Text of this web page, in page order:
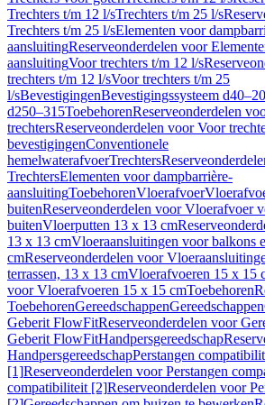
Trechters t/m 12 l/sTrechters t/m 25 l/s
Trechters t/m 25 l/sElementen voor
aansluitingReserveonderdelen voor
aansluitingVoor trechters t/m 12 l/s
trechters t/m 12 l/sVoor trechters t/m 25
l/sBevestigingenBevestigingssysteem
d250–315ToebehorenReserveonderdelen
trechtersReserveonderdelen voor Voor
bevestigingenConventionele
hemelwaterafvoerTrechters
TrechtersElementen voor dampbarrière-
aansluitingToebehorenVloerafvoer
buitenReserveonderdelen voor Vloerafvoer
buitenVloerputten 13 x 13 cm
13 x 13 cmVloeraansluitingen voor balkons
cmReserveonderdelen voor
terrassen, 13 x 13 cmVloerafvoeren 15 x 15
voor Vloerafvoeren 15 x 15 cmToebehoren
ToebehorenGereedschappenGereedschappen
Geberit FlowFitReserveonderdelen voor
Geberit FlowFitHandpersgereedschap
HandpersgereedschapPerstangen
[1]Reserveonderdelen voor Perstangen
compatibiliteit [2]Reserveonderdelen voor